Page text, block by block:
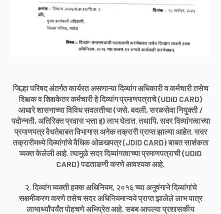
जिल्हा परिषद अंतर्गत कार्यरत असणाऱ्या दिव्यांग अधिकारी व कर्मचारी तसेच
शिक्षक व शिक्षकेतर कर्मचारी हे दिव्यांग प्रमाणपत्राचे (UDID CARD)
आधारे शासनाच्या विविध सवलतीचा (जसे, बदली, सरळसेवा नियुक्ती /
पदोन्नती, अतिरिक्त प्रवास भत्ता इ) लाभ घेतात. तथापि, सदर दिव्यांगत्वाच्या
प्रमाणपत्र वैधतेबाबत विभागास अनेक तक्रारी प्राप्त झाल्या आहेत. सदर
तक्रारीमध्ये दिव्यांगांचे वैधिक ओळखपत्र (JDID CARD) बाबत साशंकता
व्यक्त केलेली आहे. त्यामुळे सदर दिव्यांगत्वाच्या प्रमाणपत्राची (UDID
CARD) पडताळणी करणे आवश्यक आहे.
२. दिव्यांग व्यक्ती हक्क अधिनियम, २०१६ च्या अनुषंगाने दिव्यांगांचे
सक्षमीकरण करणे तसेच सदर अधिनियमान्वये प्राप्त झालेले लाभ पात्र
लाभार्थ्यांपर्यंत पोहचणे अभिप्रेत आहे. सबब आपल्या प्रशासकीय